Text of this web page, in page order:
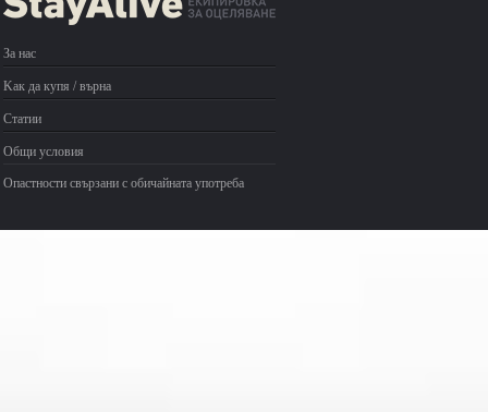
За нас
Kак да купя / върна
Статии
Общи условия
Опастности свързани с обичайната употреба